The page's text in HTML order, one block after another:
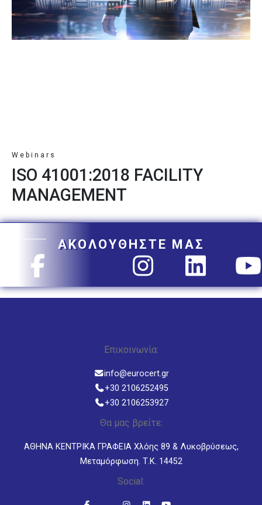
Webinars
ISO 41001:2018 FACILITY
MANAGEMENT
ΑΚΟΛΟΥΘΗΣΤΕ ΜΑΣ
Επικοινωνία:
info@eurocert.gr
+30 2106252495
+30 2106253927
Θα μας βρείτε:
ΑΘΗΝΑ ΚΕΝΤΡΙΚΑ ΓΡΑΦΕΙΑ Χλόης 89 & Λυκοβρύσεως,
Μεταμόρφωση. Τ.Κ. 14452
Social: